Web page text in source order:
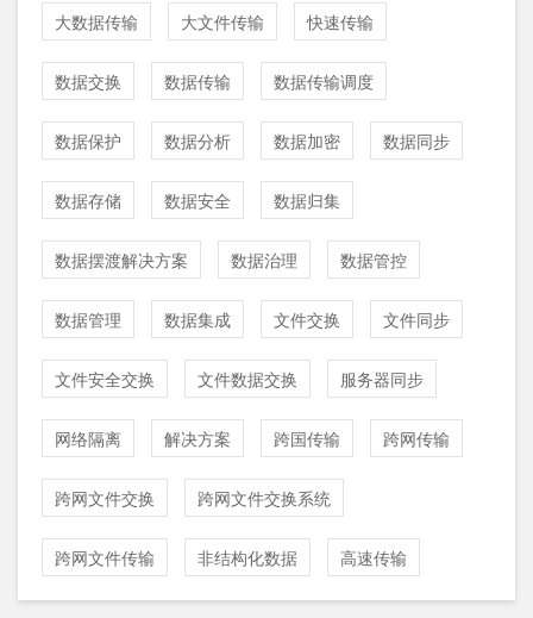
大数据传输 大文件传输 快速传输
数据交换 数据传输 数据传输调度
数据保护 数据分析 数据加密 数据同步
数据存储 数据安全 数据归集
数据摆渡解决方案 数据治理 数据管控
数据管理 数据集成 文件交换 文件同步
文件安全交换 文件数据交换 服务器同步
网络隔离 解决方案 跨国传输 跨网传输
跨网文件交换 跨网文件交换系统
跨网文件传输 非结构化数据 高速传输